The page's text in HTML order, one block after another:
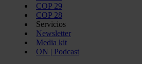
COP 29
COP 28
Servicios
Newsletter
Media kit
ON | Podcast